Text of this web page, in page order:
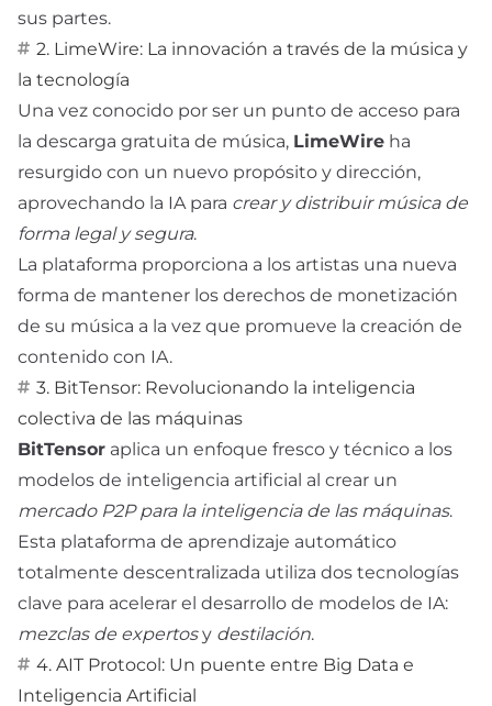
sus partes.
2. LimeWire: La innovación a través de la música y
la tecnología
Una vez conocido por ser un punto de acceso para
la descarga gratuita de música, LimeWire ha
resurgido con un nuevo propósito y dirección,
aprovechando la IA para crear y distribuir música de
forma legal y segura.
La plataforma proporciona a los artistas una nueva
forma de mantener los derechos de monetización
de su música a la vez que promueve la creación de
contenido con IA.
3. BitTensor: Revolucionando la inteligencia
colectiva de las máquinas
BitTensor aplica un enfoque fresco y técnico a los
modelos de inteligencia artificial al crear un
mercado P2P para la inteligencia de las máquinas.
Esta plataforma de aprendizaje automático
totalmente descentralizada utiliza dos tecnologías
clave para acelerar el desarrollo de modelos de IA:
mezclas de expertosy destilación.
4. AIT Protocol: Un puente entre Big Data e
Inteligencia Artificial